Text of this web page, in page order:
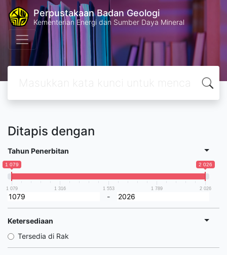
Perpustakaan Badan Geologi
Kementerian Energi dan Sumber Daya Mineral
Ditapis dengan
Tahun Penerbitan
1 079 2 026
1 079 1 316 1 553 1 789 2 026
-
Ketersediaan
Tersedia di Rak